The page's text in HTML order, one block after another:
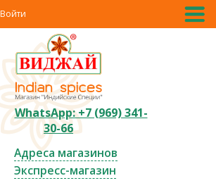
Войти
WhatsApp: +7 (969) 341-
30-66
Адреса магазинов
Экспресс-магазин